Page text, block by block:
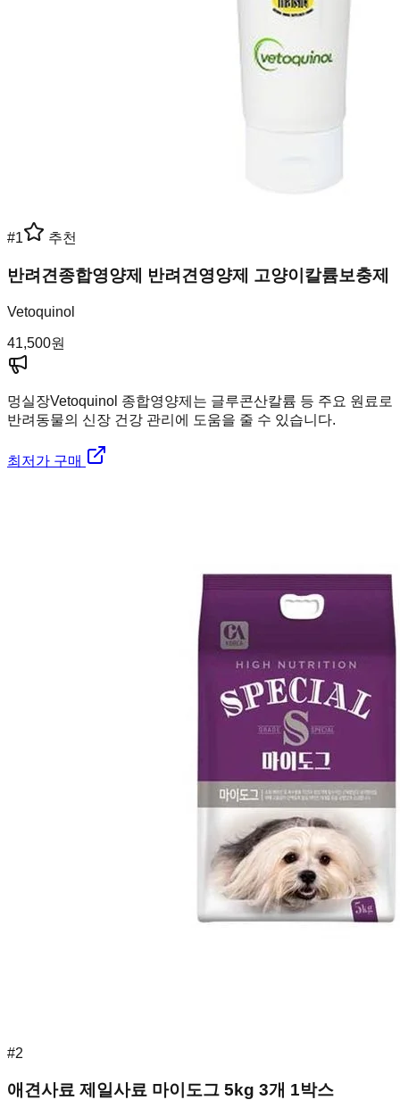
#1 추천
반려견종합영양제 반려견영양제 고양이칼륨보충제
Vetoquinol
41,500원
멍실장Vetoquinol 종합영양제는 글루콘산칼륨 등 주요 원료로
반려동물의 신장 건강 관리에 도움을 줄 수 있습니다.
최저가 구매
#2
애견사료 제일사료 마이도그 5kg 3개 1박스